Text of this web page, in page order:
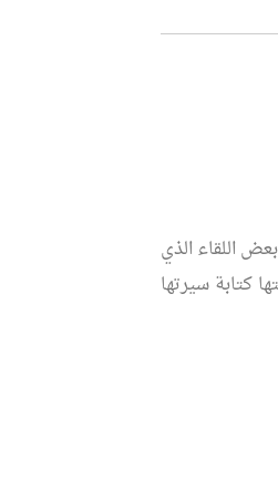
اللقاء الذي
كتابة سيرتها